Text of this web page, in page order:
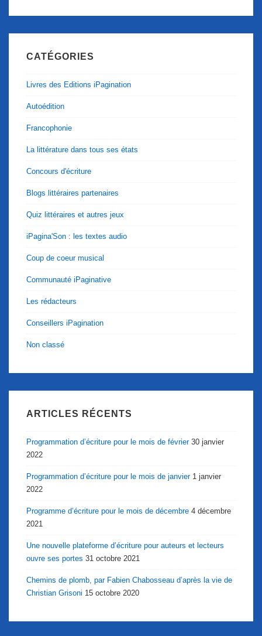
CATÉGORIES
Livres des Editions iPagination
Autoédition
Francophonie
La littérature dans tous ses états
Concours d'écriture
Blogs littéraires partenaires
Quiz littéraires et autres jeux
iPagina'Son : les textes audio
Coup de coeur musical
Communauté iPaginative
Les rédacteurs
Conseillers iPagination
Non classé
ARTICLES RÉCENTS
Programmation d’écriture pour le mois de février 30 janvier
2022
Programmation d’écriture pour le mois de janvier 1 janvier
2022
Programme d’écriture pour le mois de décembre 4 décembre
2021
Une nouvelle plateforme d’écriture pour auteurs et lecteurs
ouvre ses portes 31 octobre 2021
Chemins de plomb, par Fabien Chabosseau d’après la vie de
Christian Grisoni 15 octobre 2020